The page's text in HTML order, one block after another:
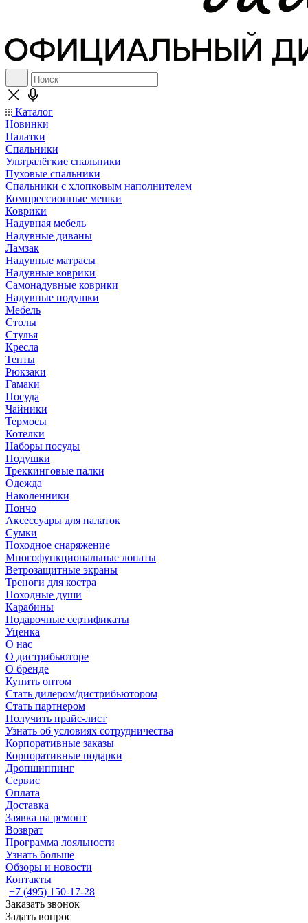
Каталог
Новинки
Палатки
Спальники
Ультралёгкие спальники
Пуховые спальники
Спальники с хлопковым наполнителем
Компрессионные мешки
Коврики
Надувная мебель
Надувные диваны
Ламзак
Надувные матрасы
Надувные коврики
Самонадувные коврики
Надувные подушки
Мебель
Столы
Стулья
Кресла
Тенты
Рюкзаки
Гамаки
Посуда
Чайники
Термосы
Котелки
Наборы посуды
Подушки
Треккинговые палки
Одежда
Наколенники
Пончо
Аксессуары для палаток
Сумки
Походное снаряжение
Многофункциональные лопаты
Ветрозащитные экраны
Треноги для костра
Походные души
Карабины
Подарочные сертификаты
Уценка
О нас
О дистрибьюторе
О бренде
Купить оптом
Стать дилером/дистрибьютором
Стать партнером
Получить прайс-лист
Узнать об условиях сотрудничества
Корпоративные заказы
Корпоративные подарки
Дропшиппинг
Сервис
Оплата
Доставка
Заявка на ремонт
Возврат
Программа лояльности
Узнать больше
Обзоры и новости
Контакты
+7 (495) 150-17-28
Заказать звонок
Задать вопрос